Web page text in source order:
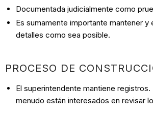
Documentada judicialmente como
Es sumamente importante mantener y
detalles como sea posible.
PROCESO DE
El superintendente mantiene
menudo están interesados en revisar